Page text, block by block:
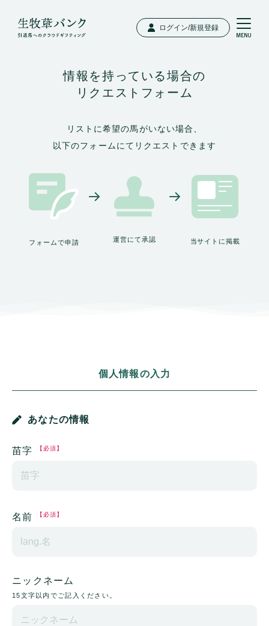
ログイン/新規登録
情報を持っている場合の
リクエストフォーム
リストに希望の馬がいない場合、
以下のフォームにてリクエストできます
フォームで申請 運営にて承認 当サイトに掲載
個人情報の入力
あなたの情報
苗字 【必須】
名前 【必須】
ニックネーム
15文字以内でご記入ください。